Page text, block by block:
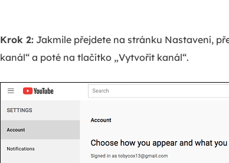
Krok 2: Jakmile přejdete na stránku Nastavení,
kanál“ a poté na tlačítko „Vytvořit kanál“.